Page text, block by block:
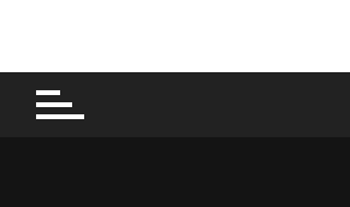
content